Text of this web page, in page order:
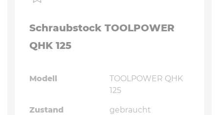
Schraubstock TOOLPOWER
QHK 125
Modell
TOOLPOWER QHK
125
Zustand gebraucht